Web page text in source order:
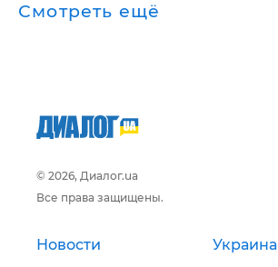
Смотреть ещё
© 2026, Диалог.ua
Все права защищены.
Новости Украина